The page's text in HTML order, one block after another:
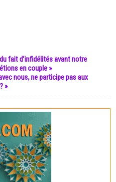
fait d’infidélités avant notre
en couple »
nous, ne participe pas aux
»